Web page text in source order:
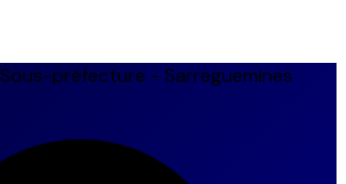
Sous-préfecture - Sarreguemines